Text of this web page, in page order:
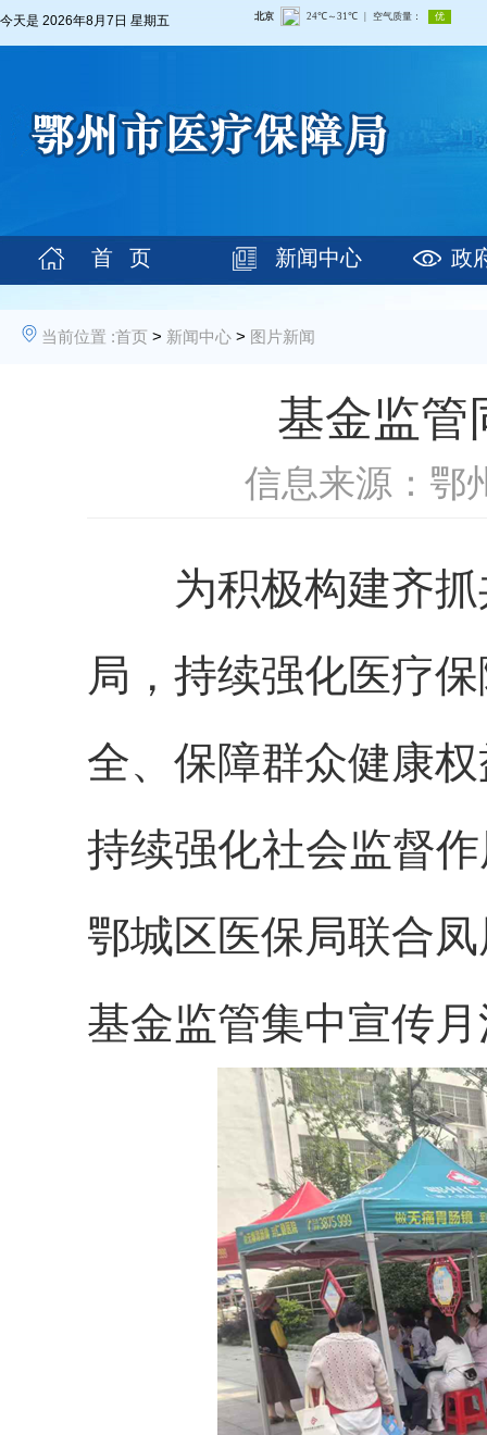
今天是 2026年8月7日 星期五
首 页 新闻中心 政
当前位置 :首页 > 新闻中心 > 图片新闻
基金监管
信息来源：鄂
为积极构建齐抓
局，持续强化医疗
全、保障群众健康
持续强化社会监督
鄂城区医保局联合
基金监管集中宣传